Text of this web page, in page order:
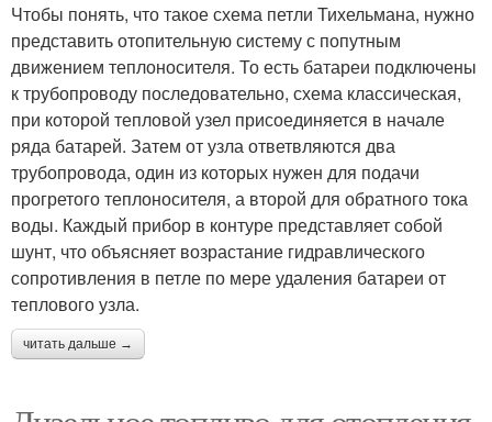
Чтобы понять, что такое схема петли Тихельмана, нужно
представить отопительную систему с попутным
движением теплоносителя. То есть батареи подключены
к трубопроводу последовательно, схема классическая,
при которой тепловой узел присоединяется в начале
ряда батарей. Затем от узла ответвляются два
трубопровода, один из которых нужен для подачи
прогретого теплоносителя, а второй для обратного тока
воды. Каждый прибор в контуре представляет собой
шунт, что объясняет возрастание гидравлического
сопротивления в петле по мере удаления батареи от
теплового узла.
читать дальше →